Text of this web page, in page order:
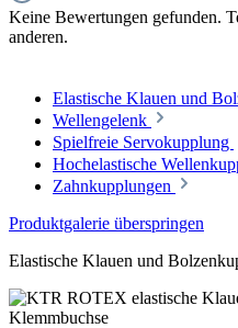
Keine Bewertungen gefunden.
anderen.
Elastische Klauen und
Wellengelenk
Spielfreie Servokupplung
Hochelastische
Zahnkupplungen
Produktgalerie überspringen
Elastische Klauen und